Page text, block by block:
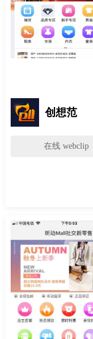
创想范
在线 webclip